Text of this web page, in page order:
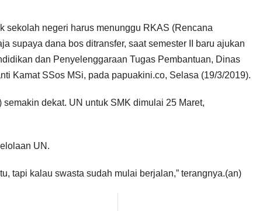
sekolah negeri harus menunggu RKAS (Rencana
supaya dana bos ditransfer, saat semester II baru ajukan
dan Penyelenggaraan Tugas Pembantuan, Dinas
Kamat SSos MSi, pada papuakini.co, Selasa (19/3/2019).
dekat. UN untuk SMK dimulai 25 Maret,
UN.
tapi kalau swasta sudah mulai berjalan,” terangnya.(an)